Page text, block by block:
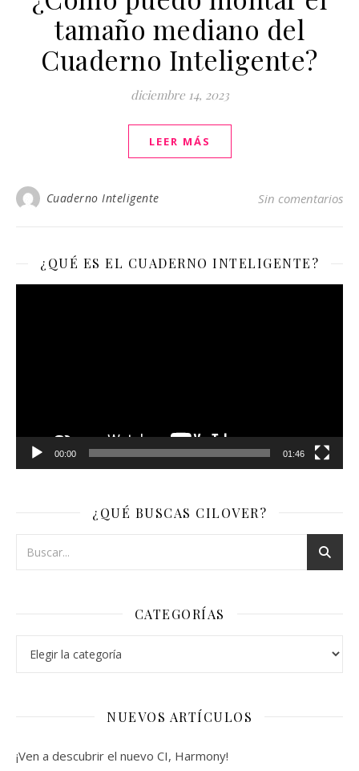
tamaño mediano del
Cuaderno Inteligente?
diciembre 14, 2023
LEER MÁS
Cuaderno Inteligente Sin comentarios
¿QUÉ ES EL CUADERNO INTELIGENTE?
00:00 01:46
¿QUÉ BUSCAS CILOVER?
CATEGORÍAS
NUEVOS ARTÍCULOS
¡Ven a descubrir el nuevo CI, Harmony!